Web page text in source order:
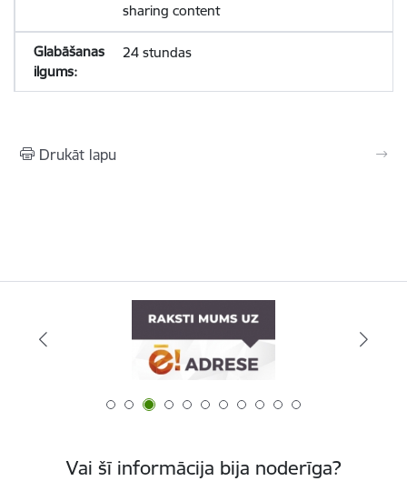
sharing content
24 stundas
Drukāt lapu
Vai šī informācija bija noderīga?